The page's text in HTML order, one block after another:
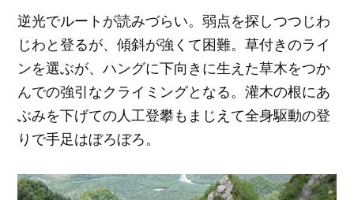
逆光でルートが読みづらい。弱点を探しつつじわ
じわと登るが、傾斜が強くて困難。草付きのライ
ンを選ぶが、ハングに下向きに生えた草木をつか
んでの強引なクライミングとなる。灌木の根にあ
ぶみを下げての人工登攀もまじえて全身駆動の登
りで手足はぼろぼろ。